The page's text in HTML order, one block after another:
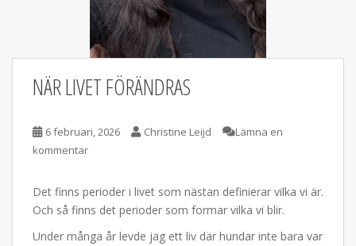
NÄR LIVET FÖRÄNDRAS
6 februari, 2026 Christine Leijd
Lämna en
kommentar
Det finns perioder i livet som nästan definierar vilka vi är.
Och så finns det perioder som formar vilka vi blir.
Under många år levde jag ett liv där hundar inte bara var